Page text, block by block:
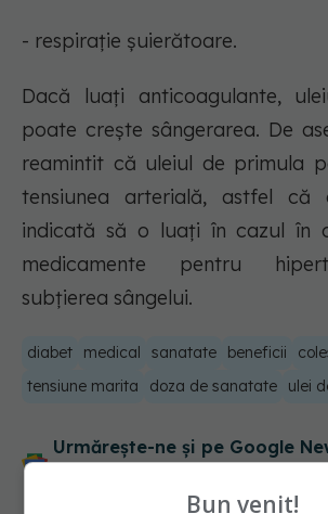
- respirație șuierătoare.
Dacă luați anticoagulante,
poate crește sângerarea. De
reamintit că uleiul de primula
tensiunea arterială, astfel că
indicată să o luați în cazul în
medicamente pentru
subțierea sângelui.
diabet medical sanatate beneficii
tensiune marita
doza de sanatate ulei
Urmărește-ne și pe Google
Bun venit!